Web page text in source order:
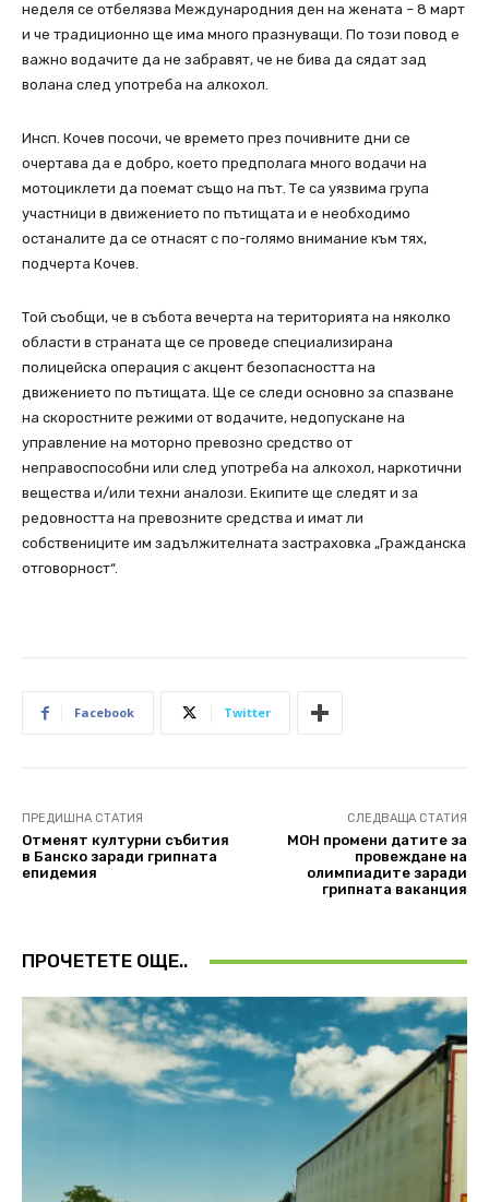
неделя се отбелязва Международния ден на жената – 8 март
и че традиционно ще има много празнуващи. По този повод е
важно водачите да не забравят, че не бива да сядат зад
волана след употреба на алкохол.
Инсп. Кочев посочи, че времето през почивните дни се
очертава да е добро, което предполага много водачи на
мотоциклети да поемат също на път. Те са уязвима група
участници в движението по пътищата и е необходимо
останалите да се отнасят с по-голямо внимание към тях,
подчерта Кочев.
Той съобщи, че в събота вечерта на територията на няколко
области в страната ще се проведе специализирана
полицейска операция с акцент безопасността на
движението по пътищата. Ще се следи основно за спазване
на скоростните режими от водачите, недопускане на
управление на моторно превозно средство от
неправоспособни или след употреба на алкохол, наркотични
вещества и/или техни аналози. Екипите ще следят и за
редовността на превозните средства и имат ли
собствениците им задължителната застраховка „Гражданска
отговорност“.
Facebook Twitter
ПРЕДИШНА СТАТИЯ
Отменят културни събития
в Банско заради грипната
епидемия
СЛЕДВАЩА СТАТИЯ
МОН промени датите за
провеждане на
олимпиадите заради
грипната ваканция
ПРОЧЕТЕТЕ ОЩЕ..